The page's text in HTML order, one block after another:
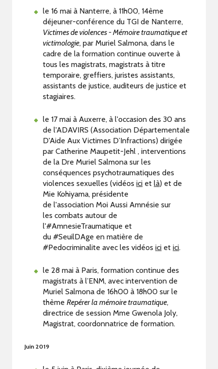
le 16 mai à Nanterre, à 11h00, 14ème
déjeuner-conférence du TGI de Nanterre,
Victimes de violences - Mémoire traumatique et
victimologie, par Muriel Salmona, dans le
cadre de la formation continue ouverte à
tous les magistrats, magistrats à titre
temporaire, greffiers, juristes assistants,
assistants de justice, auditeurs de justice et
stagiaires.
le 17 mai à Auxerre, à l'occasion des 30 ans
de l'ADAVIRS (Association Départementale
D'Aide Aux Victimes D’Infractions) dirigée
par Catherine Maupetit-Jehl , interventions
de la Dre Muriel Salmona sur les
conséquences psychotraumatiques des
violences sexuelles (vidéos ici et là) et de
Mie Kohiyama, présidente
de l'association Moi Aussi Amnésie sur
les combats autour de
l'#AmnesieTraumatique et
du #SeuilDAge en matière de
#Pedocriminalite avec les vidéos ici et ici.
le 28 mai à Paris, formation continue des
magistrats à l’ENM, avec intervention de
Muriel Salmona de 16h00 à 18h00 sur le
thème Repérer la mémoire traumatique,
directrice de session Mme Gwenola Joly,
Magistrat, coordonnatrice de formation.
Juin 2019